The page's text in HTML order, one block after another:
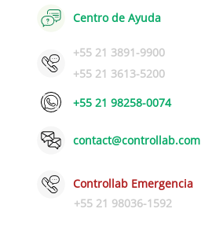
Centro de Ayuda
+55 21 3891-9900
+55 21 3613-5200
+55 21 98258-0074
contact@controllab.com
Controllab Emergencia
+55 21 98036-1592